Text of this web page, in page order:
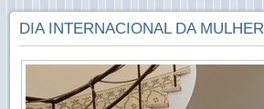
DIA INTERNACIONAL DA MULHER